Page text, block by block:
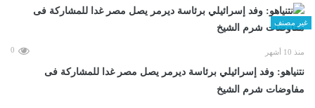
غير مصنف
منذ 10 أشهر 0
نتنياهو: وفد إسرائيلي برئاسة ديرمر يصل مصر غدا للمشاركة فى
مفاوضات شرم الشيخ